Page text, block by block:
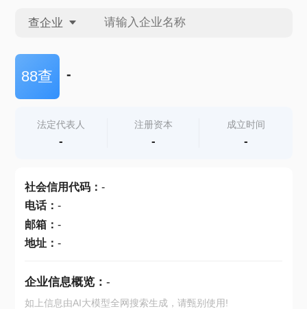
查企业
查企业
查产地
88查 -
法定代表人
-
注册资本
-
成立时间
-
社会信用代码： -
电话： -
邮箱： -
地址： -
企业信息概览： -
如上信息由AI大模型全网搜索生成，请甄别使用!